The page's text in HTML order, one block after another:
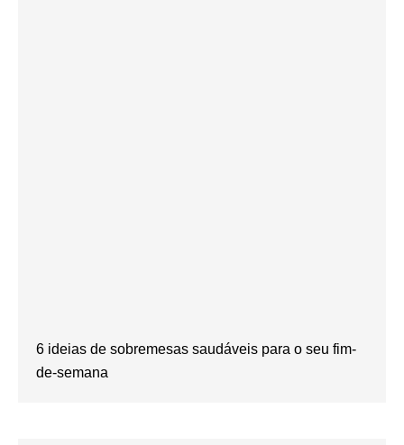
6 ideias de sobremesas saudáveis para o seu fim-
de-semana